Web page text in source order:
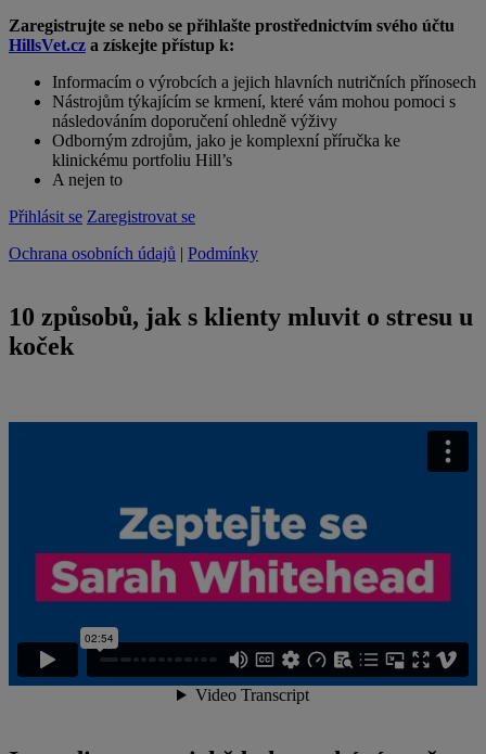
Zaregistrujte se nebo se přihlašte prostřednictvím svého účtu
HillsVet.cz a získejte přístup k:
Informacím o výrobcích a jejich hlavních nutričních přínosech
Nástrojům týkajícím se krmení, které vám mohou pomoci s
následováním doporučení ohledně výživy
Odborným zdrojům, jako je komplexní příručka ke
klinickému portfoliu Hill’s
A nejen to
Přihlásit se Zaregistrovat se
Ochrana osobních údajů | Podmínky
10 způsobů, jak s klienty mluvit o stresu u
koček